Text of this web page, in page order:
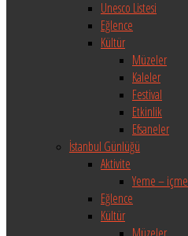
Unesco Listesi
Eğlence
Kültür
Müzeler
Kaleler
Festival
Etkinlik
Efsaneler
İstanbul Günlüğü
Aktivite
Yeme – içme
Eğlence
Kültür